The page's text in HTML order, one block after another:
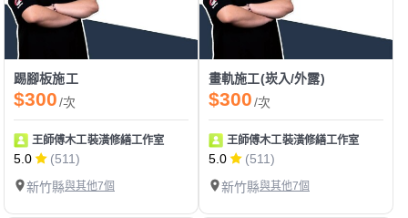
踢腳板施工
$300/次
王師傅木工裝潢修繕工作室
5.0
(511)
新竹縣與其他7個
畫軌施工(崁入/外露)
$300/次
王師傅木工裝潢修繕工作室
5.0
(511)
新竹縣與其他7個